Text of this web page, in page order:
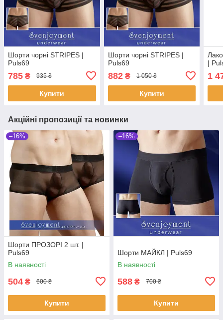
Шорти чорні STRIPES |
Puls69
785 ₴ 935 ₴
Купити
Шорти чорні STRIPES |
Puls69
882₴ 1 050 ₴
Купити
|
1
Акційні пропозиції та новинки
–16%
Шорти ПРОЗОРІ 2 шт. |
Puls69
В наявності
504 ₴ 600 ₴
Купити
–16%
Шорти МАЙКЛ | Puls69
В наявності
588 ₴ 700 ₴
Купити